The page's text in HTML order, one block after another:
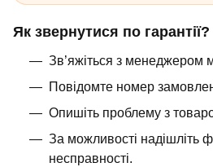
Як звернутися по гарантії?
Зв’яжіться з менеджером
Повідомте номер
Опишіть проблему з
За можливості надішліть
несправності.